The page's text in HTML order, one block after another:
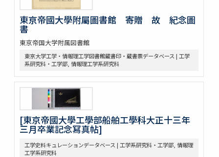
仮図書館図面建物室割図 大正12年12月－昭和2年2月（耳鼻咽喉科及
整形外科新刊地階室）他
東京帝国大学図書室用書架之図 TOKYOKENTETSU
図書館閲覧室仮設工事設計図
東京帝國大学本部構内及農学部建物鳥瞰図
東京帝國大学図書館書庫増築計画図 昭和十五年六月
中央図書館一部改修工事設計図 昭和三十七年度附属図書館（施
設）改装図面
昭和38年度施設（建築）図面 中央図書館第二期改修工事設計図
中央図書館一部改修工事設計図 中央図書館一部電灯配線等改修工
事図
中央図書館第二期改修工事設計図
[ジョン・ロックフェラー・ジュニア氏から古在由直総長への電文]
東亰帝國大學附屬圖書館 寄贈 故 紀念圖
書
東京帝国大学附属図書館
東京大学工学・情報理工学図書館蔵書印・蔵書票データベース | 工学
系研究科・工学部, 情報理工学系研究科
[東京帝國大學工學部船舶工學科大正十三年
三月卒業記念冩真帖]
工学史料キュレーションデータベース | 工学系研究科・工学部, 情報理
工学系研究科